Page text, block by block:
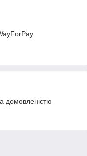
домовленістю